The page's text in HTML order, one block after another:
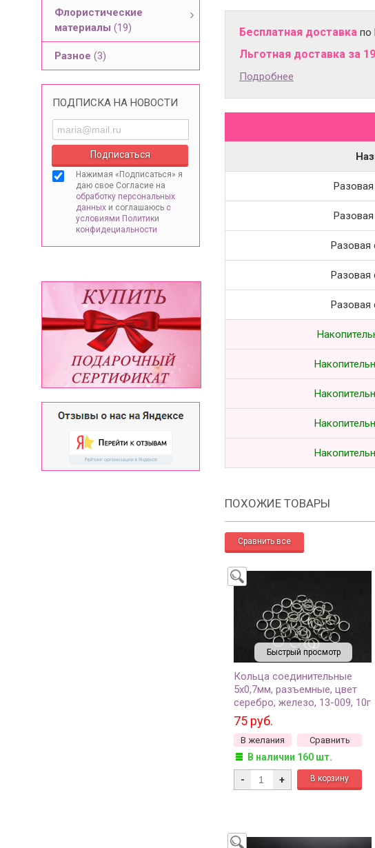
Флористические
материалы (19)
Разное (3)
ПОДПИСКА НА НОВОСТИ
Нажимая «Подписаться» я
даю свое Согласие на
обработку персональных
данных и соглашаюсь с
условиями Политики
конфидециальности
Бесплатная доставка по
Льготная доставка за
Подробнее
Разовая
Разовая
Разовая
ПОХОЖИЕ ТОВАРЫ
Быстрый просмотр
Кольца соединительные
5х0,7мм, разъемные, цвет
серебро, железо, 13-009, 10г
(около 210шт)
75 руб.
В желания Сравнить
В наличии 160 шт.
- +